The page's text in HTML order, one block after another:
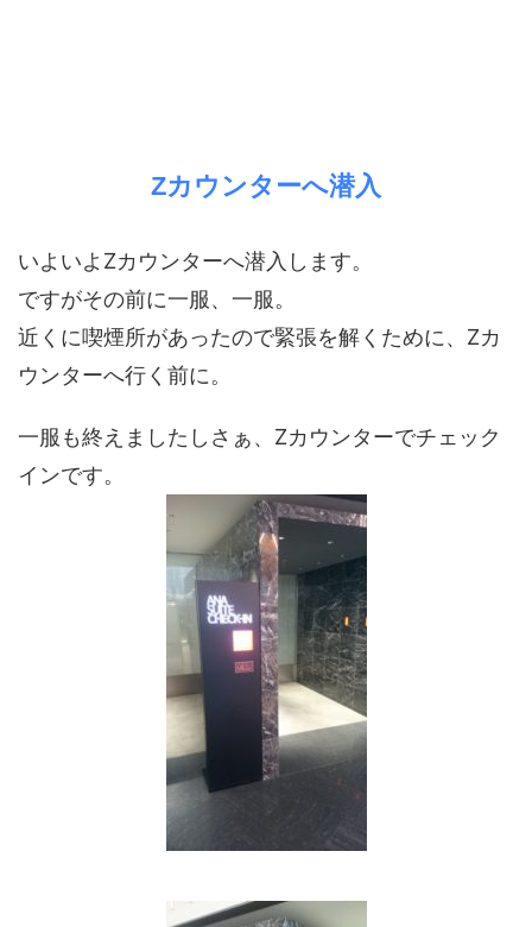
Zカウンターへ潜入
いよいよZカウンターへ潜入します。
ですがその前に一服、一服。
近くに喫煙所があったので緊張を解くために、Zカ
ウンターへ行く前に。
一服も終えましたしさぁ、Zカウンターでチェック
インです。